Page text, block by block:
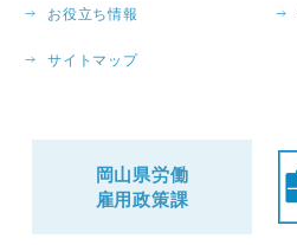
お役立ち情報
サイトマップ
岡山県労働
雇用政策課